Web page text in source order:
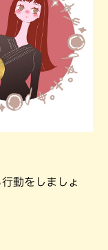
動をしましょ